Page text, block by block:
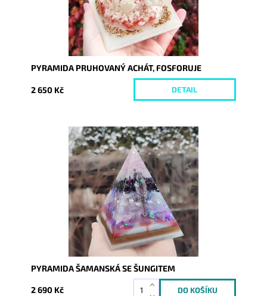
PYRAMIDA PRUHOVANÝ ACHÁT, FOSFORUJE
2 650 Kč DETAIL
Dostupnost:
Skladem
8042
PYRAMIDA ŠAMANSKÁ SE ŠUNGITEM
2 690 Kč